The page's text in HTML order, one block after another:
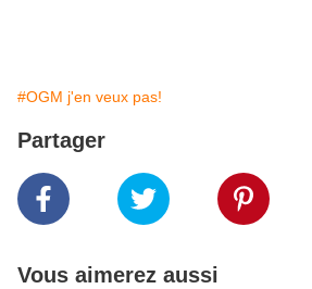
#OGM j'en veux pas!
Partager
Vous aimerez aussi